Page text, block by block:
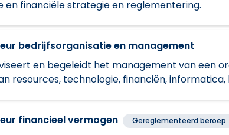
en financiële strategie en reglementering.
bedrijfsorganisatie en management
en begeleidt het management van een
resources, technologie, financiën, informatica,
financieel vermogen Gereglementeerd beroep